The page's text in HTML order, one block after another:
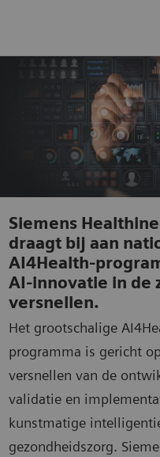
Siemens
draagt bij aan
AI4Health-
AI-innovatie in de
versnellen.
Het grootschalige
programma is gericht
versnellen van de
validatie en
kunstmatige
gezondheidszorg.